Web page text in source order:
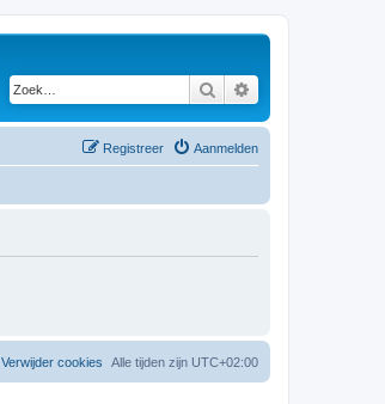
Zoek
Aanmelden
Registreer
Alle tijden zijn UTC+02:00
Verwijder cookies